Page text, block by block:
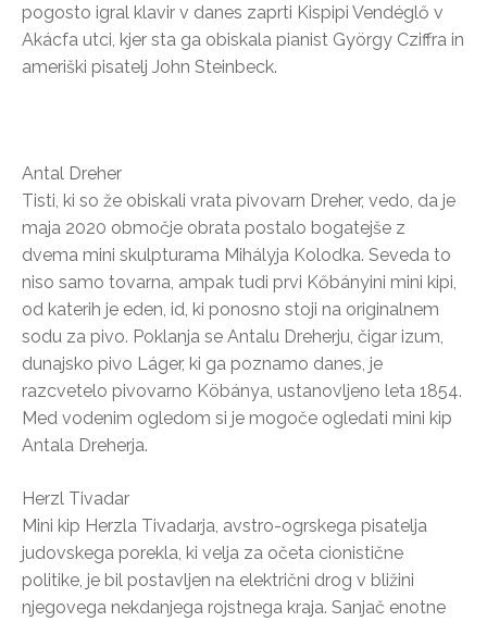
pogosto igral klavir v danes zaprti Kispipi Vendéglő v
Akácfa utci, kjer sta ga obiskala pianist György Cziffra in
ameriški pisatelj John Steinbeck.
Antal Dreher
Tisti, ki so že obiskali vrata pivovarn Dreher, vedo, da je
maja 2020 območje obrata postalo bogatejše z
dvema mini skulpturama Mihályja Kolodka. Seveda to
niso samo tovarna, ampak tudi prvi Kőbányini mini kipi,
od katerih je eden, id, ki ponosno stoji na originalnem
sodu za pivo. Poklanja se Antalu Dreherju, čigar izum,
dunajsko pivo Láger, ki ga poznamo danes, je
razcvetelo pivovarno Köbánya, ustanovljeno leta 1854.
Med vodenim ogledom si je mogoče ogledati mini kip
Antala Dreherja.
Herzl Tivadar
Mini kip Herzla Tivadarja, avstro-ogrskega pisatelja
judovskega porekla, ki velja za očeta cionistične
politike, je bil postavljen na električni drog v bližini
njegovega nekdanjega rojstnega kraja. Sanjač enotne